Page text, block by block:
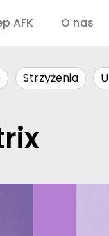
AFK O nas
Strzyżenia